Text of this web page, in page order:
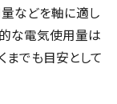
量などを軸に適し
的な電気使用量は
までも目安として